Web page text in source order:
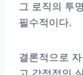
그 로직의 투
필수적이다.
결론적으로